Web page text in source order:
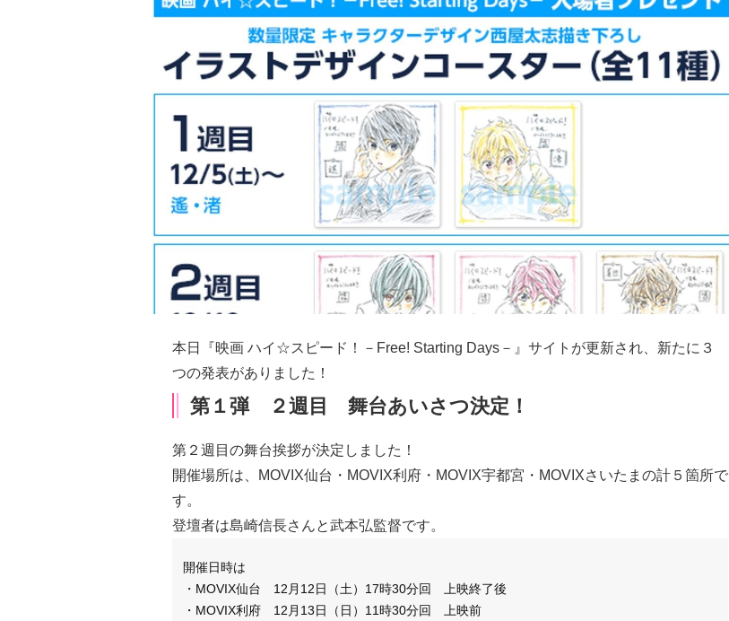
本日『映画 ハイ☆スピード！－Free! Starting Days－』サイトが更新され、新たに３
つの発表がありました！
第１弾 ２週目 舞台あいさつ決定！
第２週目の舞台挨拶が決定 しました！
開催場所は、MOVIX仙台・MOVIX利府・MOVIX宇都宮・MOVIXさいたまの計５箇所で
す。
登壇者は島崎信長さんと武本弘監督です。
開催日時は
・MOVIX仙台 12月12日（土）17時30分回 上映終了後
・MOVIX利府 12月13日（日）11時30分回 上映前